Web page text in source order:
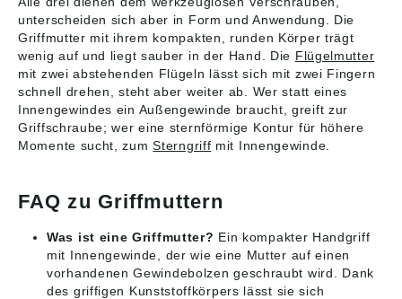
unterscheiden sich aber in Form und Anwendung. Die
Griffmutter mit ihrem kompakten, runden Körper trägt
wenig auf und liegt sauber in der Hand. Die Flügelmutter
mit zwei abstehenden Flügeln lässt sich mit zwei Fingern
schnell drehen, steht aber weiter ab. Wer statt eines
Innengewindes ein Außengewinde braucht, greift zur
Griffschraube; wer eine sternförmige Kontur für höhere
Momente sucht, zumSterngriff mit Innengewinde.
FAQ zu Griffmuttern
Was ist eine Griffmutter? Ein kompakter Handgriff
mit Innengewinde, der wie eine Mutter auf einen
vorhandenen Gewindebolzen geschraubt wird. Dank
des griffigen Kunststoffkörpers lässt sie sich